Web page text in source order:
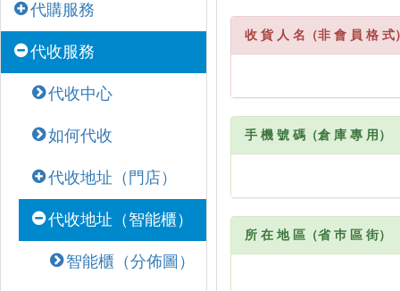
代購服務
代收服務
代收中心
如何代收
代收地址（門店）
代收地址（智能櫃）
智能櫃（分佈圖）
收 貨 人 名（非 會 員 格 式
手 機 號 碼（倉 庫 專 用）
所 在 地 區（省 巿 區 街）